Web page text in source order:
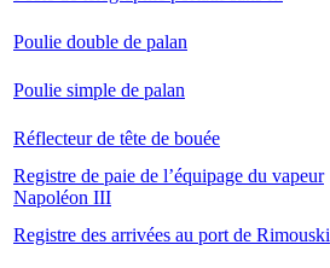
Poulie double de palan
Poulie simple de palan
Réflecteur de tête de bouée
Registre de paie de l’équipage du vapeur
Napoléon III
Registre des arrivées au port de Rimouski